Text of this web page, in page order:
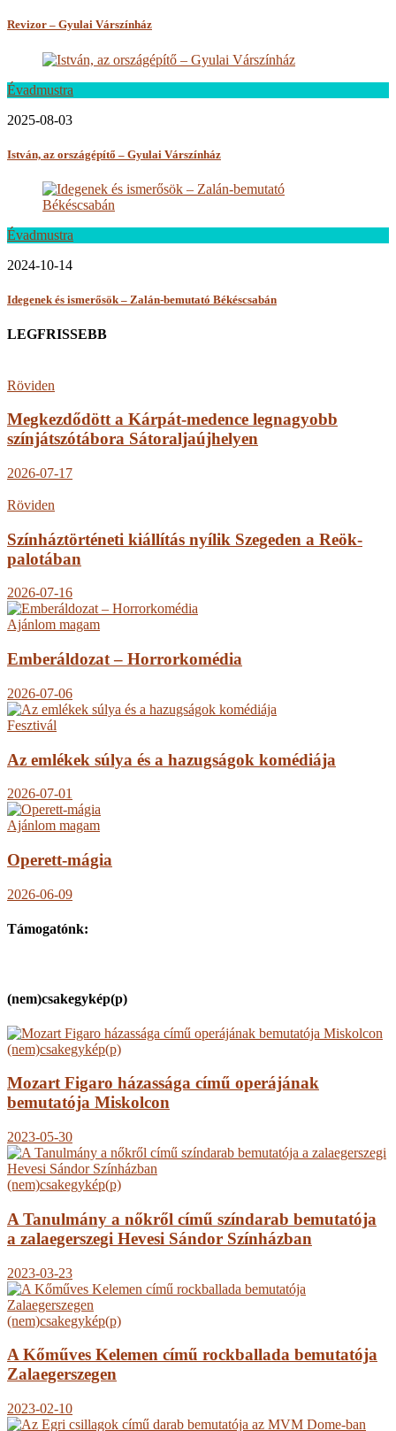
Revizor – Gyulai Várszínház
Évadmustra
2025-08-03
István, az országépítő – Gyulai Várszínház
Évadmustra
2024-10-14
Idegenek és ismerősök – Zalán-bemutató Békéscsabán
LEGFRISSEBB
Röviden
Megkezdődött a Kárpát-medence legnagyobb
színjátszótábora Sátoraljaújhelyen
2026-07-17
Röviden
Színháztörténeti kiállítás nyílik Szegeden a Reök-
palotában
2026-07-16
Ajánlom magam
Emberáldozat – Horrorkomédia
2026-07-06
Fesztivál
Az emlékek súlya és a hazugságok komédiája
2026-07-01
Ajánlom magam
Operett-mágia
2026-06-09
Támogatónk:
(nem)csakegykép(p)
(nem)csakegykép(p)
Mozart Figaro házassága című operájának
bemutatója Miskolcon
2023-05-30
(nem)csakegykép(p)
A Tanulmány a nőkről című színdarab bemutatója
a zalaegerszegi Hevesi Sándor Színházban
2023-03-23
(nem)csakegykép(p)
A Kőműves Kelemen című rockballada bemutatója
Zalaegerszegen
2023-02-10